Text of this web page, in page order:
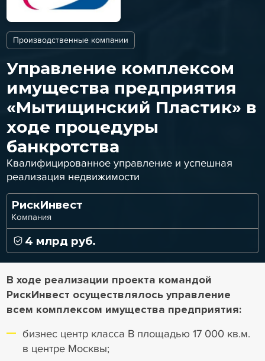
Производственные компании
Управление комплексом
имущества предприятия
«‎Мытищинский Пластик»‎ в
ходе процедуры
банкротства
Квалифицированное управление и успешная
реализация недвижимости
РискИнвест
Компания
4 млрд руб.
В ходе реализации проекта командой
РискИнвест осуществлялось управление
всем комплексом имущества предприятия:
бизнес центр класса В площадью 17 000 кв.м.
в центре Москвы;